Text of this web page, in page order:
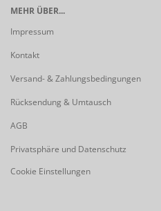
MEHR ÜBER...
Impressum
Kontakt
Versand- & Zahlungsbedingungen
Rücksendung & Umtausch
AGB
Privatsphäre und Datenschutz
Cookie Einstellungen